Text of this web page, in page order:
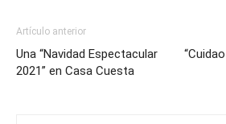
Artículo anterior
Una “Navidad Espectacular
2021” en Casa Cuesta